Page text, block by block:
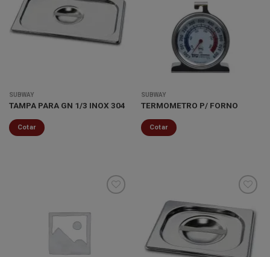
desejos
SUBWAY
TAMPA PARA GN 1/3 INOX 304
Cotar
lista de
desejos
SUBWAY
TERMOMETRO P/ FORNO
Cotar
Minha
lista de
desejos